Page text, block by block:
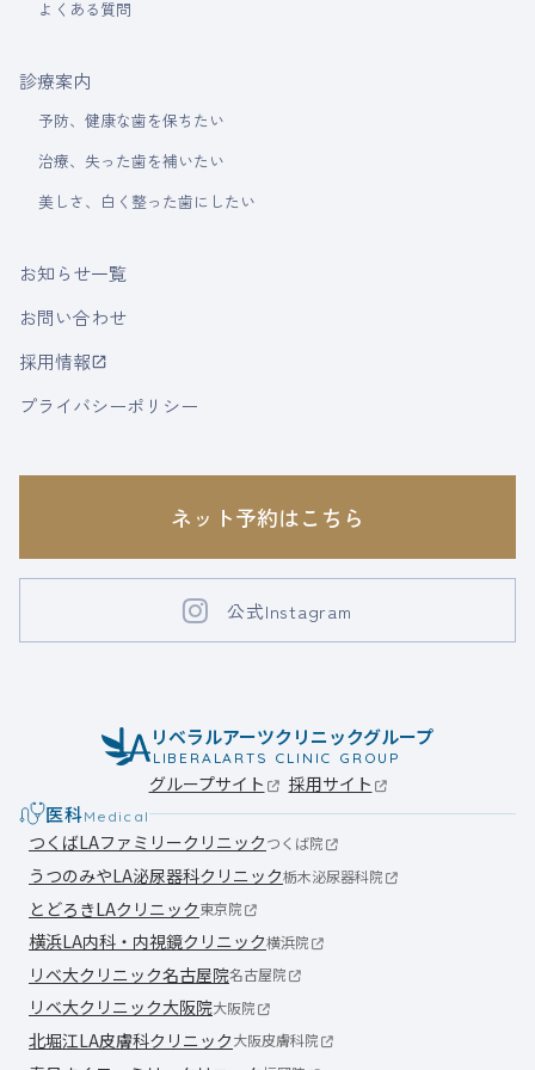
よくある質問
診療案内
予防、健康な歯を保ちたい
治療、失った歯を補いたい
美しさ、白く整った歯にしたい
お知らせ一覧
お問い合わせ
採用情報 launch
プライバシーポリシー
ネット予約はこちら
公式Instagram
リベラルアーツクリニックグループ
LIBERALARTS CLINIC GROUP
グループサイト 採用サイト
医科Medical
つくばLAファミリークリニックつくば院
うつのみやLA泌尿器科クリニック栃木泌尿器科院
とどろきLAクリニック東京院
横浜LA内科・内視鏡クリニック横浜院
リベ大クリニック名古屋院名古屋院
リベ大クリニック大阪院大阪院
北堀江LA皮膚科クリニック大阪皮膚科院